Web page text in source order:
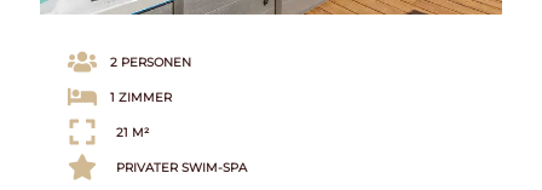
2 PERSONEN
1 ZIMMER
21 M²
PRIVATER SWIM-SPA